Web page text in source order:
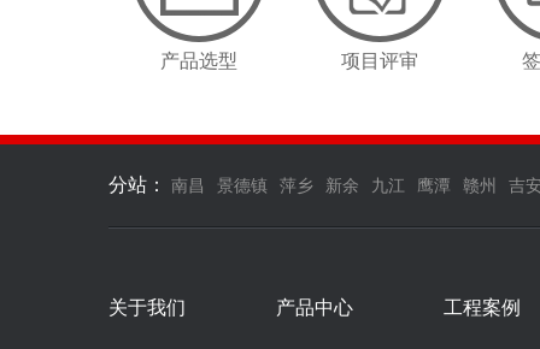
产品选型 项目评审
分站： 南昌 景德镇 萍乡 新余 九江 鹰潭 赣州 吉
关于我们 产品中心 工程案例